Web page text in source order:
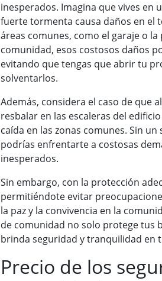
inesperados. Imagina que vives en
fuerte tormenta causa daños en el
áreas comunes, como el garaje o
comunidad, esos costosos daños
evitando que tengas que abrir tu
solventarlos.
Además, considera el caso de que
resbalar en las escaleras del
caída en las zonas comunes. Sin
podrías enfrentarte a costosas
inesperados.
Sin embargo, con la protección
permitiéndote evitar
la paz y la convivencia en la
de comunidad no solo protege tus
brinda seguridad y tranquilidad en
Precio de los